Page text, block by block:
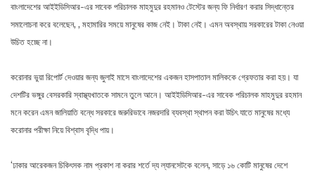
বাংলাদেশের আইইডিসিআর-এর সাবেক পরিচালক মাহমুদুর রহমানও টেস্টের জন্য ফি নির্ধারণ করার সিদ্ধান্তের
সমালোচনা করে বলেছেন, , মহামারির সময়ে মানুষের কাজ নেই। টাকা নেই। এমন অবস্থায় সরকারের টাকা নেওয়া
উচিত হচ্ছে না।
করোনার ভুয়া রিপোর্ট দেওয়ার জন্য জুলাই মাসে বাংলাদেশের একজন হাসপাতাল মালিককে গ্রেফতার করা হয়। যা
দেশটির ভঙ্গুর বেসরকারি স্বাস্থ্যখাতকে সামনে তুলে আনে। আইইডিসিআর-এর সাবেক পরিচালক মাহমুদুর রহমান
মনে করেন এমন জালিয়াতি বন্ধে সরকারে জরুরিভাবে নজরদারি ব্যবস্থা স্থাপন করা উচিৎ যাতে মানুষের মধ্যে
করোনার পরীক্ষা নিয়ে বিশ্বাস বৃদ্ধি পায়।
‘ঢাকার আরেকজন চিকিৎসক নাম প্রকাশ না করার শর্তে দ্য ল্যানসেটকে বলেন, সাড়ে ১৬ কোটি মানুষের দেশে